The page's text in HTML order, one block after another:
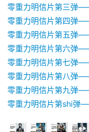
零重力明信片第三弹
零重力明信片第四弹
零重力明信片第五弹
零重力明信片第六弹
零重力明信片第七弹
零重力明信片第八弹
零重力明信片第九弹
零重力明信片第shi弹